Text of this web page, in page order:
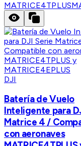
MATRICE4TPLUS
DJI
Batería de Vuelo
Inteligente para
Matrice 4 /
con aeronaves